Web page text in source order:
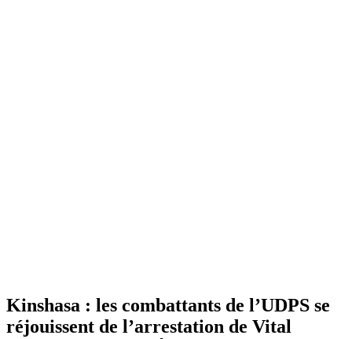
Kinshasa : les combattants de l’UDPS se
réjouissent de l’arrestation de Vital